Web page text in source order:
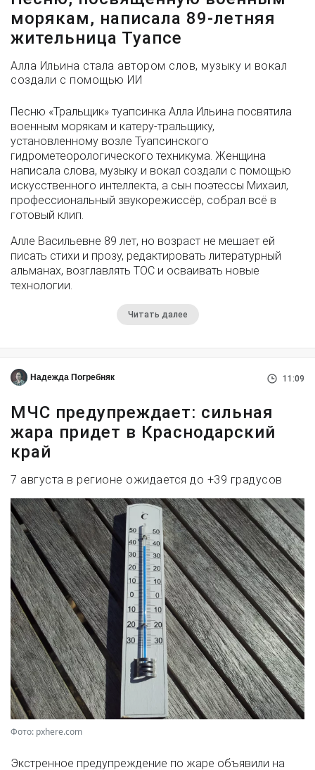
морякам, написала 89-летняя
жительница Туапсе
Алла Ильина стала автором слов, музыку и вокал
создали с помощью ИИ
Песню «Тральщик» туапсинка Алла Ильина посвятила
военным морякам и катеру-тральщику,
установленному возле Туапсинского
гидрометеорологического техникума. Женщина
написала слова, музыку и вокал создали с помощью
искусственного интеллекта, а сын поэтессы Михаил,
профессиональный звукорежиссёр, собрал всё в
готовый клип.
Алле Васильевне 89 лет, но возраст не мешает ей
писать стихи и прозу, редактировать литературный
альманах, возглавлять ТОС и осваивать новые
технологии.
Читать далее
Надежда Погребняк 11:09
МЧС предупреждает: сильная
жара придет в Краснодарский
край
7 августа в регионе ожидается до +39 градусов
Фото: pxhere.com
Экстренное предупреждение по жаре объявили на